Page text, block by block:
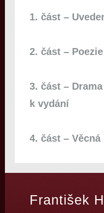
1. část –
2. část –
3. část –
k vydání
4. část –
František